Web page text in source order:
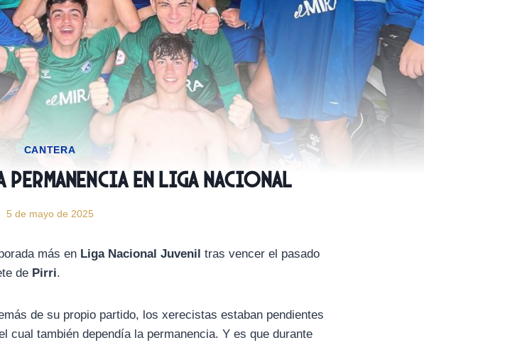
CANTERA
en Liga Nacional
5 de mayo de 2025
más en Liga Nacional Juvenil tras vencer el pasado
de Pirri.
de su propio partido, los xerecistas estaban pendientes
cual también dependía la permanencia. Y es que durante